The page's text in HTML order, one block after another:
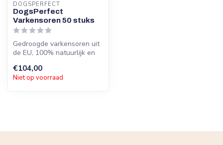
DOGSPERFECT
DogsPerfect
Varkensoren 50 stuks
Gedroogde varkensoren uit
de EU, 100% natuurlijk en
v...
€104,00
Niet op voorraad